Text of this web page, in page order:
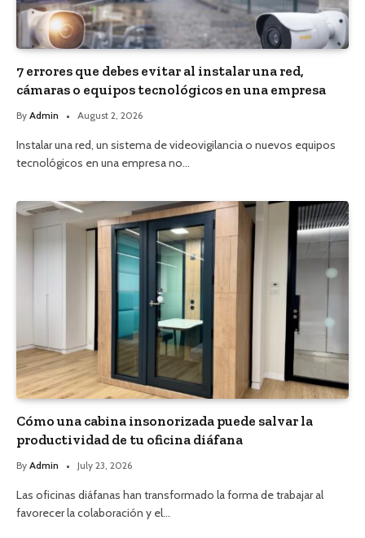
7 errores que debes evitar al instalar una red,
cámaras o equipos tecnológicos en una empresa
By Admin August 2, 2026
Instalar una red, un sistema de videovigilancia o nuevos equipos
tecnológicos en una empresa no…
Cómo una cabina insonorizada puede salvar la
productividad de tu oficina diáfana
By Admin July 23, 2026
Las oficinas diáfanas han transformado la forma de trabajar al
favorecer la colaboración y el…